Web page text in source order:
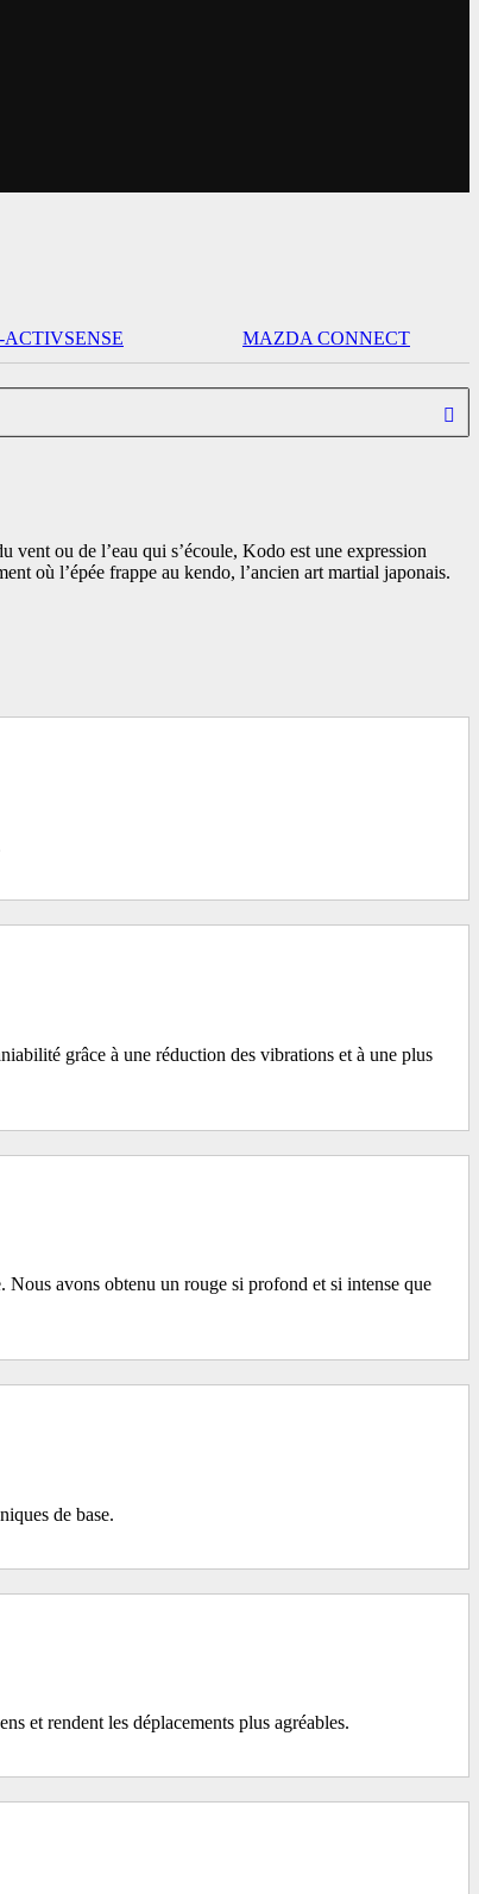
ACTIVSENSE MAZDA CONNECT
ou de l’eau qui s’écoule, Kodo est une expression
où l’épée frappe au kendo, l’ancien art martial japonais.
grâce à une réduction des vibrations et à une plus
Nous avons obtenu un rouge si profond et si intense que
de base.
et rendent les déplacements plus agréables.